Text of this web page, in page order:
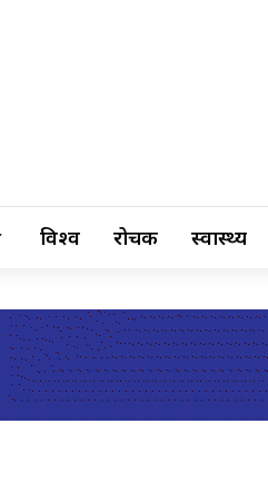
विश्व रोचक स्वास्थ्य